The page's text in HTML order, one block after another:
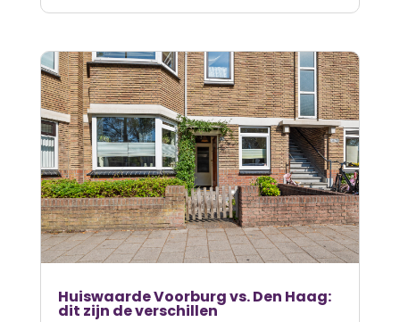
Huiswaarde Voorburg vs. Den Haag:
dit zijn de verschillen